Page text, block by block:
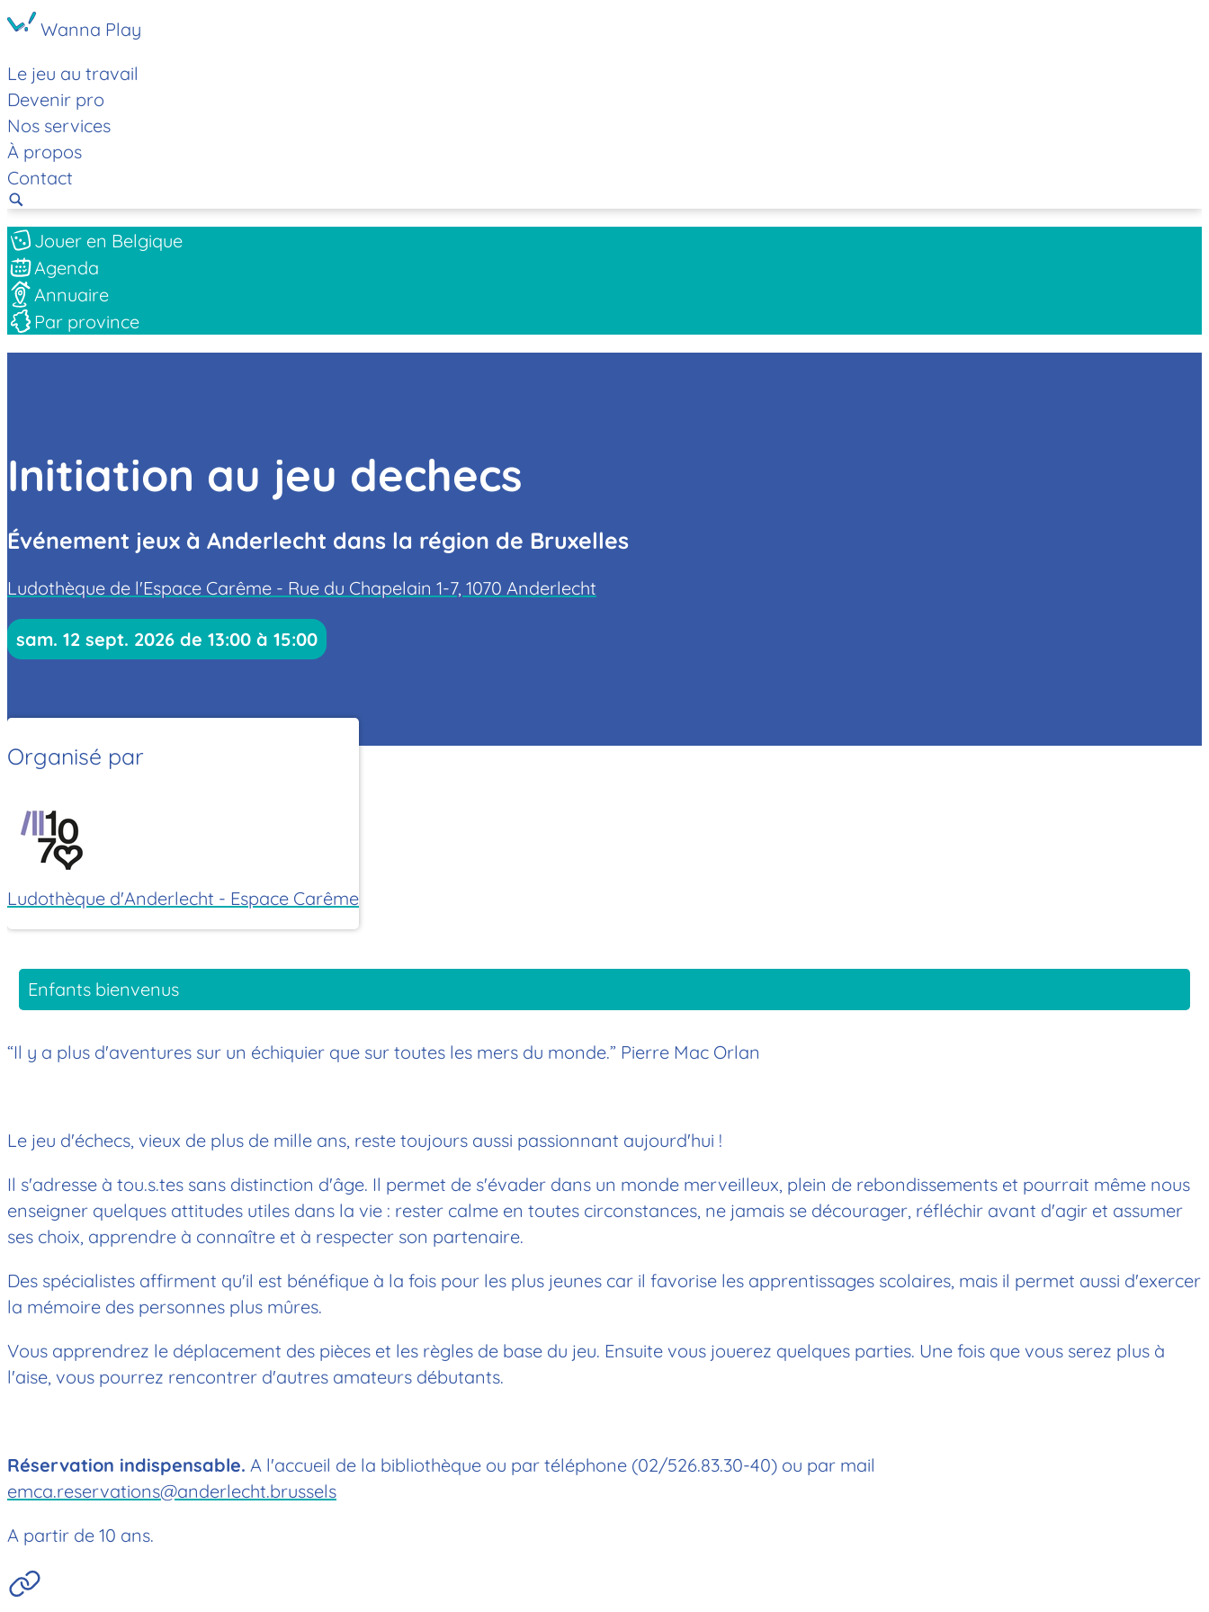
Wanna Play
Le jeu au travail
Devenir pro
Nos services
À propos
Contact
Jouer en Belgique
Agenda
Annuaire
Par province
Initiation au jeu dechecs
Événement jeux à Anderlecht dans la région de Bruxelles
Ludothèque de l'Espace Carême - Rue du Chapelain 1-7, 1070 Anderlecht
sam. 12 sept. 2026 de 13:00 à 15:00
Organisé par
Ludothèque d'Anderlecht - Espace Carême
Enfants bienvenus
“Il y a plus d'aventures sur un échiquier que sur toutes les mers du monde.” Pierre Mac Orlan
Le jeu d'échecs, vieux de plus de mille ans, reste toujours aussi passionnant aujourd'hui !
Il s'adresse à tou.s.tes sans distinction d'âge. Il permet de s'évader dans un monde merveilleux, plein de rebondissements et pourrait même nous
enseigner quelques attitudes utiles dans la vie : rester calme en toutes circonstances, ne jamais se décourager, réfléchir avant d'agir et assumer
ses choix, apprendre à connaître et à respecter son partenaire.
Des spécialistes affirment qu'il est bénéfique à la fois pour les plus jeunes car il favorise les apprentissages scolaires, mais il permet aussi d'exercer
la mémoire des personnes plus mûres.
Vous apprendrez le déplacement des pièces et les règles de base du jeu. Ensuite vous jouerez quelques parties. Une fois que vous serez plus à
l'aise, vous pourrez rencontrer d'autres amateurs débutants.
Réservation indispensable. A l'accueil de la bibliothèque ou par téléphone (02/526.83.30-40) ou par mail
emca.reservations@anderlecht.brussels
A partir de 10 ans.